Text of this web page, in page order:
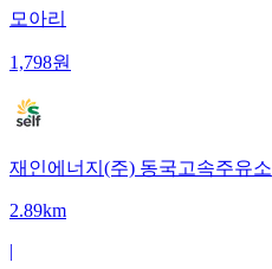
모아리
1,798원
재인에너지(주) 동국고속주유소
2.89km
|